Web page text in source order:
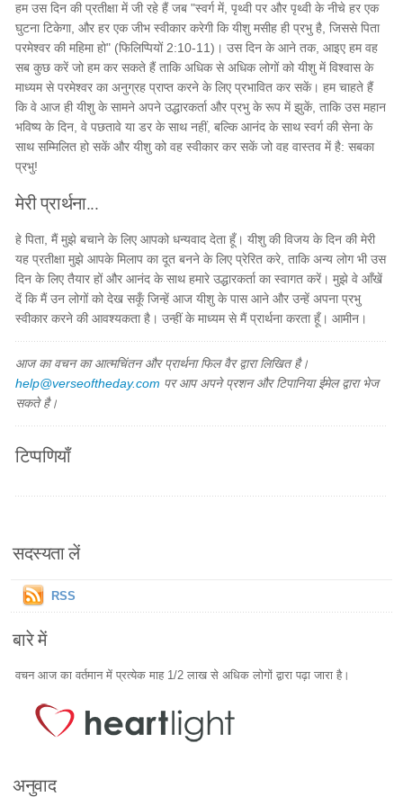
हम उस दिन की प्रतीक्षा में जी रहे हैं जब "स्वर्ग में, पृथ्वी पर और पृथ्वी के नीचे हर एक
घुटना टिकेगा, और हर एक जीभ स्वीकार करेगी कि यीशु मसीह ही प्रभु है, जिससे पिता
परमेश्वर की महिमा हो" (फिलिप्पियों 2:10-11)। उस दिन के आने तक, आइए हम वह
सब कुछ करें जो हम कर सकते हैं ताकि अधिक से अधिक लोगों को यीशु में विश्वास के
माध्यम से परमेश्वर का अनुग्रह प्राप्त करने के लिए प्रभावित कर सकें। हम चाहते हैं
कि वे आज ही यीशु के सामने अपने उद्धारकर्ता और प्रभु के रूप में झुकें, ताकि उस महान
भविष्य के दिन, वे पछतावे या डर के साथ नहीं, बल्कि आनंद के साथ स्वर्ग की सेना के
साथ सम्मिलित हो सकें और यीशु को वह स्वीकार कर सकें जो वह वास्तव में है: सबका
प्रभु!
मेरी प्रार्थना...
हे पिता, मैं मुझे बचाने के लिए आपको धन्यवाद देता हूँ। यीशु की विजय के दिन की मेरी
यह प्रतीक्षा मुझे आपके मिलाप का दूत बनने के लिए प्रेरित करे, ताकि अन्य लोग भी उस
दिन के लिए तैयार हों और आनंद के साथ हमारे उद्धारकर्ता का स्वागत करें। मुझे वे आँखें
दें कि मैं उन लोगों को देख सकूँ जिन्हें आज यीशु के पास आने और उन्हें अपना प्रभु
स्वीकार करने की आवश्यकता है। उन्हीं के माध्यम से मैं प्रार्थना करता हूँ। आमीन।
आज का वचन का आत्मचिंतन और प्रार्थना फिल वैर द्वारा लिखित है।
help@verseoftheday.com पर आप अपने प्रशन और टिपानिया ईमेल द्वारा भेज
सकते है।
टिप्पणियाँ
सदस्यता लें
RSS
बारे में
वचन आज का वर्तमान में प्रत्येक माह 1/2 लाख से अधिक लोगों द्वारा पढ़ा जारा है।
अनुवाद